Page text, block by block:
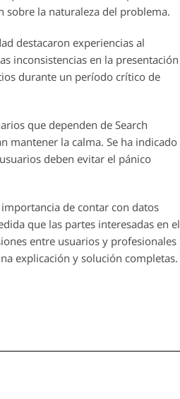
sobre la naturaleza del problema.
destacaron experiencias al
inconsistencias en la presentación
durante un período crítico de
que dependen de Search
mantener la calma. Se ha indicado
deben evitar el pánico
de contar con datos
que las partes interesadas en el
entre usuarios y profesionales
explicación y solución completas.